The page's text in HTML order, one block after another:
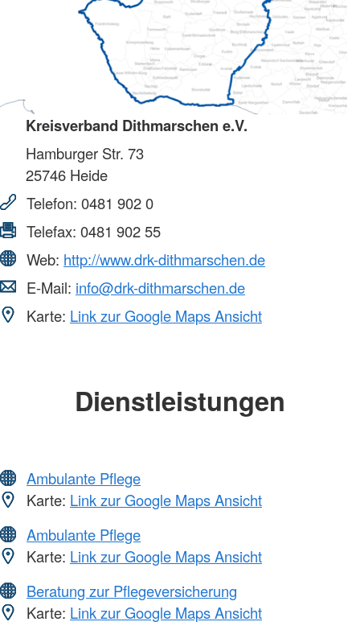
Kreisverband Dithmarschen e.V.
Hamburger Str. 73
25746 Heide
Telefon: 0481 902 0
Telefax: 0481 902 55
Web: http://www.drk-dithmarschen.de
E-Mail: info@drk-dithmarschen.de
Karte: Link zur Google Maps Ansicht
Dienstleistungen
Ambulante Pflege
Karte: Link zur Google Maps Ansicht
Ambulante Pflege
Karte: Link zur Google Maps Ansicht
Beratung zur Pflegeversicherung
Karte: Link zur Google Maps Ansicht